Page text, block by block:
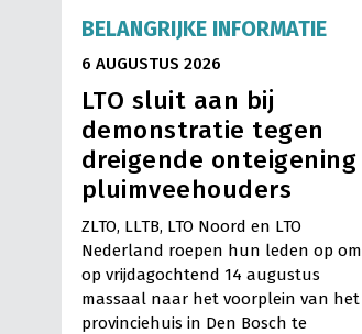
BELANGRIJKE INFORMATIE
6 AUGUSTUS 2026
LTO sluit aan bij
demonstratie tegen
dreigende onteigening
pluimveehouders
ZLTO, LLTB, LTO Noord en LTO
Nederland roepen hun leden op om
op vrijdagochtend 14 augustus
massaal naar het voorplein van het
provinciehuis in Den Bosch te